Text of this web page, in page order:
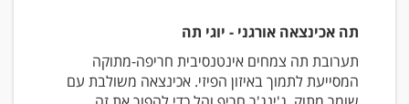
תה אכינצאה אורגני - יוגי תה
תערובת תה צמחים אינטנסיבית חריפה-מתוקה
המסייעת לתמוך באיזון הפיזי. אכינצאה משולבת עם